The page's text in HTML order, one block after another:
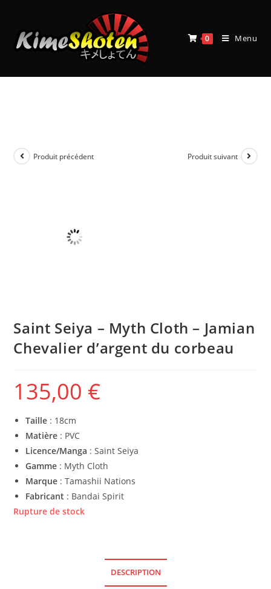
0 Menu
Produit précédent Produit suivant
Saint Seiya – Myth Cloth – Jamian
Chevalier d’argent du corbeau
135,00 €
Taille : 18cm
Matière : PVC
Licence/Manga : Saint Seiya
Gamme : Myth Cloth
Marque : Tamashii Nations
Fabricant : Bandai Spirit
Rupture de stock
DESCRIPTION